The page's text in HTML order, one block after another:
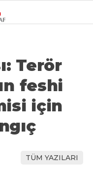
24.8°
Terör
feshi
için
TÜM YAZILARI